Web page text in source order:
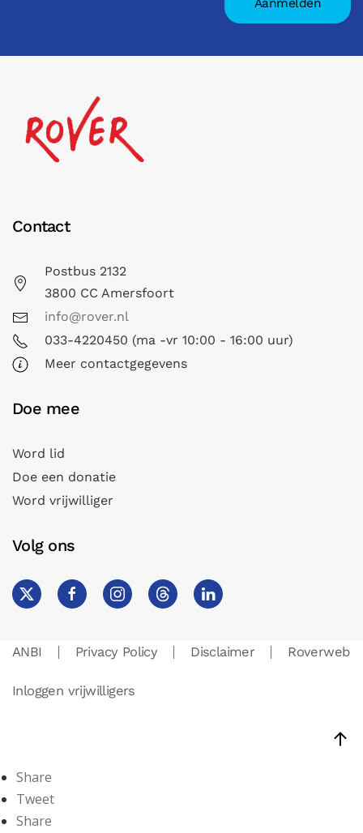
Contact
Postbus 2132
3800 CC Amersfoort
info@rover.nl
033-4220450 (ma -vr 10:00 - 16:00 uur)
Meer contactgegevens
Doe mee
Word lid
Doe een donatie
Word vrijwilliger
Volg ons
ANBI Privacy Policy Disclaimer Roverweb
Inloggen vrijwilligers
Share
Tweet
Share